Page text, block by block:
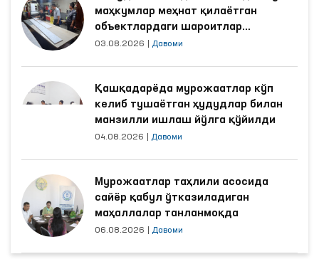
маҳкумлар меҳнат қилаётган
объектлардаги шароитлар
яхшиланди
03.08.2026 Давоми
Қашқадарёда мурожаатлар кўп
келиб тушаётган ҳудудлар билан
манзилли ишлаш йўлга қўйилди
04.08.2026 Давоми
Мурожаатлар таҳлили асосида
сайёр қабул ўтказиладиган
маҳаллалар танланмоқда
06.08.2026 Давоми